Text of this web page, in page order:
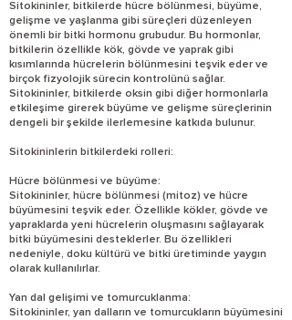
Sitokininler, bitkilerde hücre bölünmesi, büyüme,
gelişme ve yaşlanma gibi süreçleri düzenleyen
önemli bir bitki hormonu grubudur. Bu hormonlar,
bitkilerin özellikle kök, gövde ve yaprak gibi
kısımlarında hücrelerin bölünmesini teşvik eder ve
birçok fizyolojik sürecin kontrolünü sağlar.
Sitokininler, bitkilerde oksin gibi diğer hormonlarla
etkileşime girerek büyüme ve gelişme süreçlerinin
dengeli bir şekilde ilerlemesine katkıda bulunur.
Sitokininlerin bitkilerdeki rolleri:
Hücre bölünmesi ve büyüme:
Sitokininler, hücre bölünmesi (mitoz) ve hücre
büyümesini teşvik eder. Özellikle kökler, gövde ve
yapraklarda yeni hücrelerin oluşmasını sağlayarak
bitki büyümesini desteklerler. Bu özellikleri
nedeniyle, doku kültürü ve bitki üretiminde yaygın
olarak kullanılırlar.
Yan dal gelişimi ve tomurcuklanma:
Sitokininler, yan dalların ve tomurcukların büyümesini